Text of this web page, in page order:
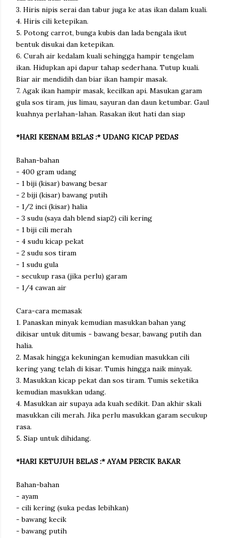
3. Hiris nipis serai dan tabur juga ke atas ikan dalam kuali.
4. Hiris cili ketepikan.
5. Potong carrot, bunga kubis dan lada bengala ikut
bentuk disukai dan ketepikan.
6. Curah air kedalam kuali sehingga hampir tengelam
ikan. Hidupkan api dapur tahap sederhana. Tutup kuali.
Biar air mendidih dan biar ikan hampir masak.
7. Agak ikan hampir masak, kecilkan api. Masukan garam
gula sos tiram, jus limau, sayuran dan daun ketumbar. Gaul
kuahnya perlahan-lahan. Rasakan ikut hati dan siap
*HARI KEENAM BELAS :* UDANG KICAP PEDAS
Bahan-bahan
- 400 gram udang
- 1 biji (kisar) bawang besar
- 2 biji (kisar) bawang putih
- 1/2 inci (kisar) halia
- 3 sudu (saya dah blend siap2) cili kering
- 1 biji cili merah
- 4 sudu kicap pekat
- 2 sudu sos tiram
- 1 sudu gula
- secukup rasa (jika perlu) garam
- 1/4 cawan air
Cara-cara memasak
1. Panaskan minyak kemudian masukkan bahan yang
dikisar untuk ditumis - bawang besar, bawang putih dan
halia.
2. Masak hingga kekuningan kemudian masukkan cili
kering yang telah di kisar. Tumis hingga naik minyak.
3. Masukkan kicap pekat dan sos tiram. Tumis seketika
kemudian masukkan udang.
4. Masukkan air supaya ada kuah sedikit. Dan akhir skali
masukkan cili merah. Jika perlu masukkan garam secukup
rasa.
5. Siap untuk dihidang.
*HARI KETUJUH BELAS :* AYAM PERCIK BAKAR
Bahan-bahan
- ayam
- cili kering (suka pedas lebihkan)
- bawang kecik
- bawang putih